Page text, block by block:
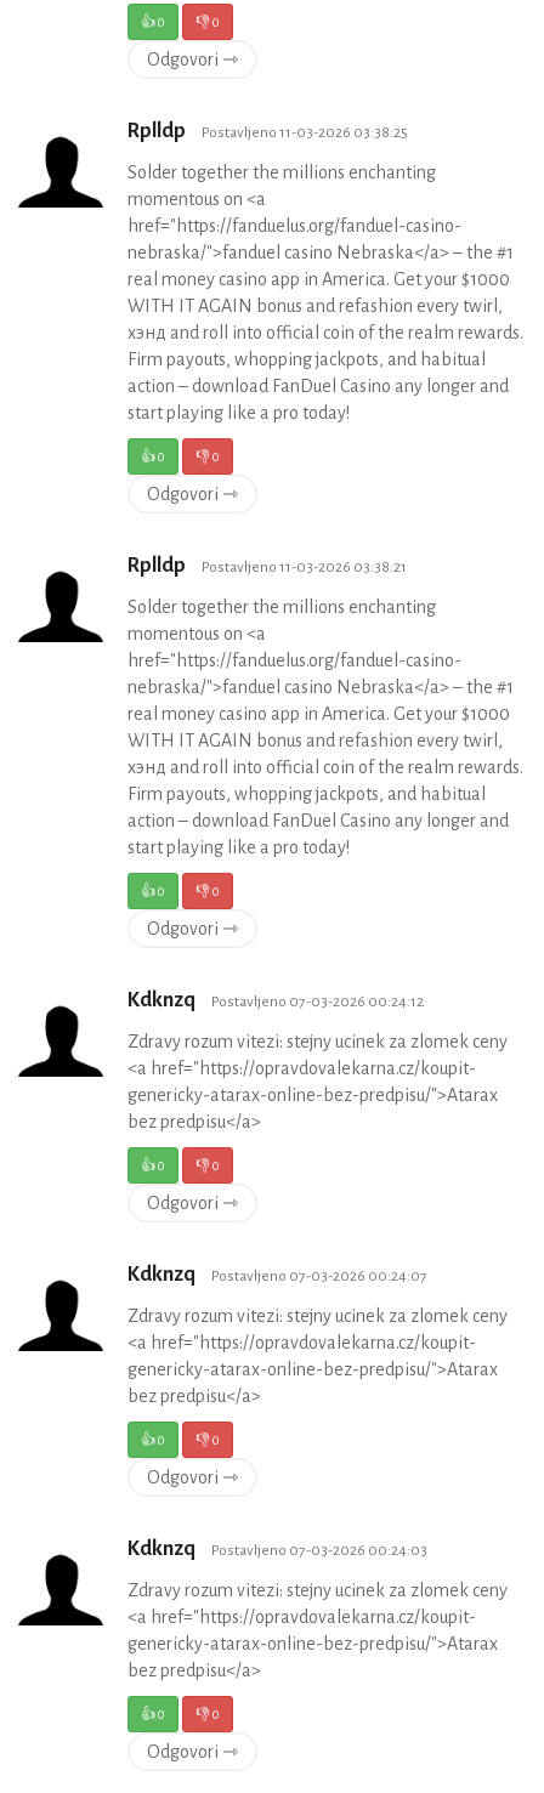
👍0 👎0
Odgovori ⇾
Rplldp Postavljeno 11-03-2026 03:38:25
Solder together the millions enchanting
momentous on <a
href="https://fanduelus.org/fanduel-casino-
nebraska/">fanduel casino Nebraska</a> – the #1
real money casino app in America. Get your $1000
WITH IT AGAIN bonus and refashion every twirl,
хэнд and roll into official coin of the realm rewards.
Firm payouts, whopping jackpots, and habitual
action – download FanDuel Casino any longer and
start playing like a pro today!
👍0 👎0
Odgovori ⇾
Rplldp Postavljeno 11-03-2026 03:38:21
Solder together the millions enchanting
momentous on <a
href="https://fanduelus.org/fanduel-casino-
nebraska/">fanduel casino Nebraska</a> – the #1
real money casino app in America. Get your $1000
WITH IT AGAIN bonus and refashion every twirl,
хэнд and roll into official coin of the realm rewards.
Firm payouts, whopping jackpots, and habitual
action – download FanDuel Casino any longer and
start playing like a pro today!
👍0 👎0
Odgovori ⇾
Kdknzq Postavljeno 07-03-2026 00:24:12
Zdravy rozum vitezi: stejny ucinek za zlomek ceny
<a href="https://opravdovalekarna.cz/koupit-
genericky-atarax-online-bez-predpisu/">Atarax
bez predpisu</a>
👍0 👎0
Odgovori ⇾
Kdknzq Postavljeno 07-03-2026 00:24:07
Zdravy rozum vitezi: stejny ucinek za zlomek ceny
<a href="https://opravdovalekarna.cz/koupit-
genericky-atarax-online-bez-predpisu/">Atarax
bez predpisu</a>
👍0 👎0
Odgovori ⇾
Kdknzq Postavljeno 07-03-2026 00:24:03
Zdravy rozum vitezi: stejny ucinek za zlomek ceny
<a href="https://opravdovalekarna.cz/koupit-
genericky-atarax-online-bez-predpisu/">Atarax
bez predpisu</a>
👍0 👎0
Odgovori ⇾